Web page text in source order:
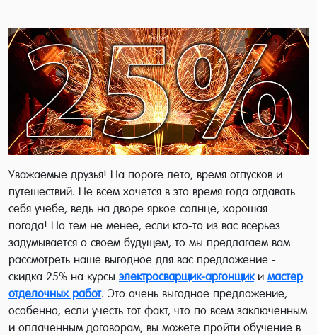
Уважаемые друзья! На пороге лето, время отпусков и
путешествий. Не всем хочется в это время года отдавать
себя учебе, ведь на дворе яркое солнце, хорошая
погода! Но тем не менее, если кто-то из вас всерьез
задумывается о своем будущем, то мы предлагаем вам
рассмотреть наше выгодное для вас предложение -
скидка 25% на курсы электросварщик-аргонщики мастер
отделочных работ. Это очень выгодное предложение,
особенно, если учесть тот факт, что по всем заключенным
и оплаченным договорам, вы можете пройти обучение в